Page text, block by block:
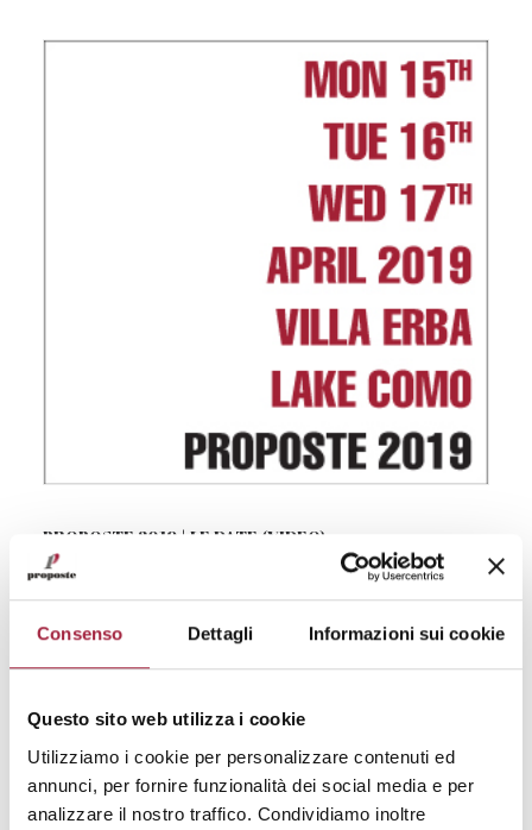
Consenso Dettagli Informazioni sui cookie
Questo sito web utilizza i cookie
Utilizziamo i cookie per personalizzare contenuti ed
annunci, per fornire funzionalità dei social media e per
analizzare il nostro traffico. Condividiamo inoltre
PROPOSTE 2019 | LE DATE (VIDEO)
Senza Categoria